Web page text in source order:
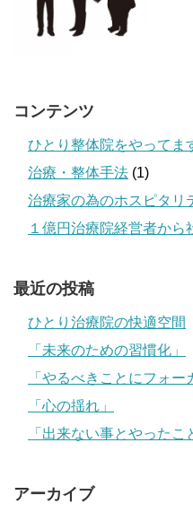
コンテンツ
ひとり整体院をやってま
治療・整体手法 (1)
治療家の為のホスピタリ
１億円治療院経営者から
最近の投稿
ひとり治療院の快適空間
「未来のための習慣化」
「やるべきことにフォー
「心の揺れ」
「出来ない事とやったこ
アーカイブ